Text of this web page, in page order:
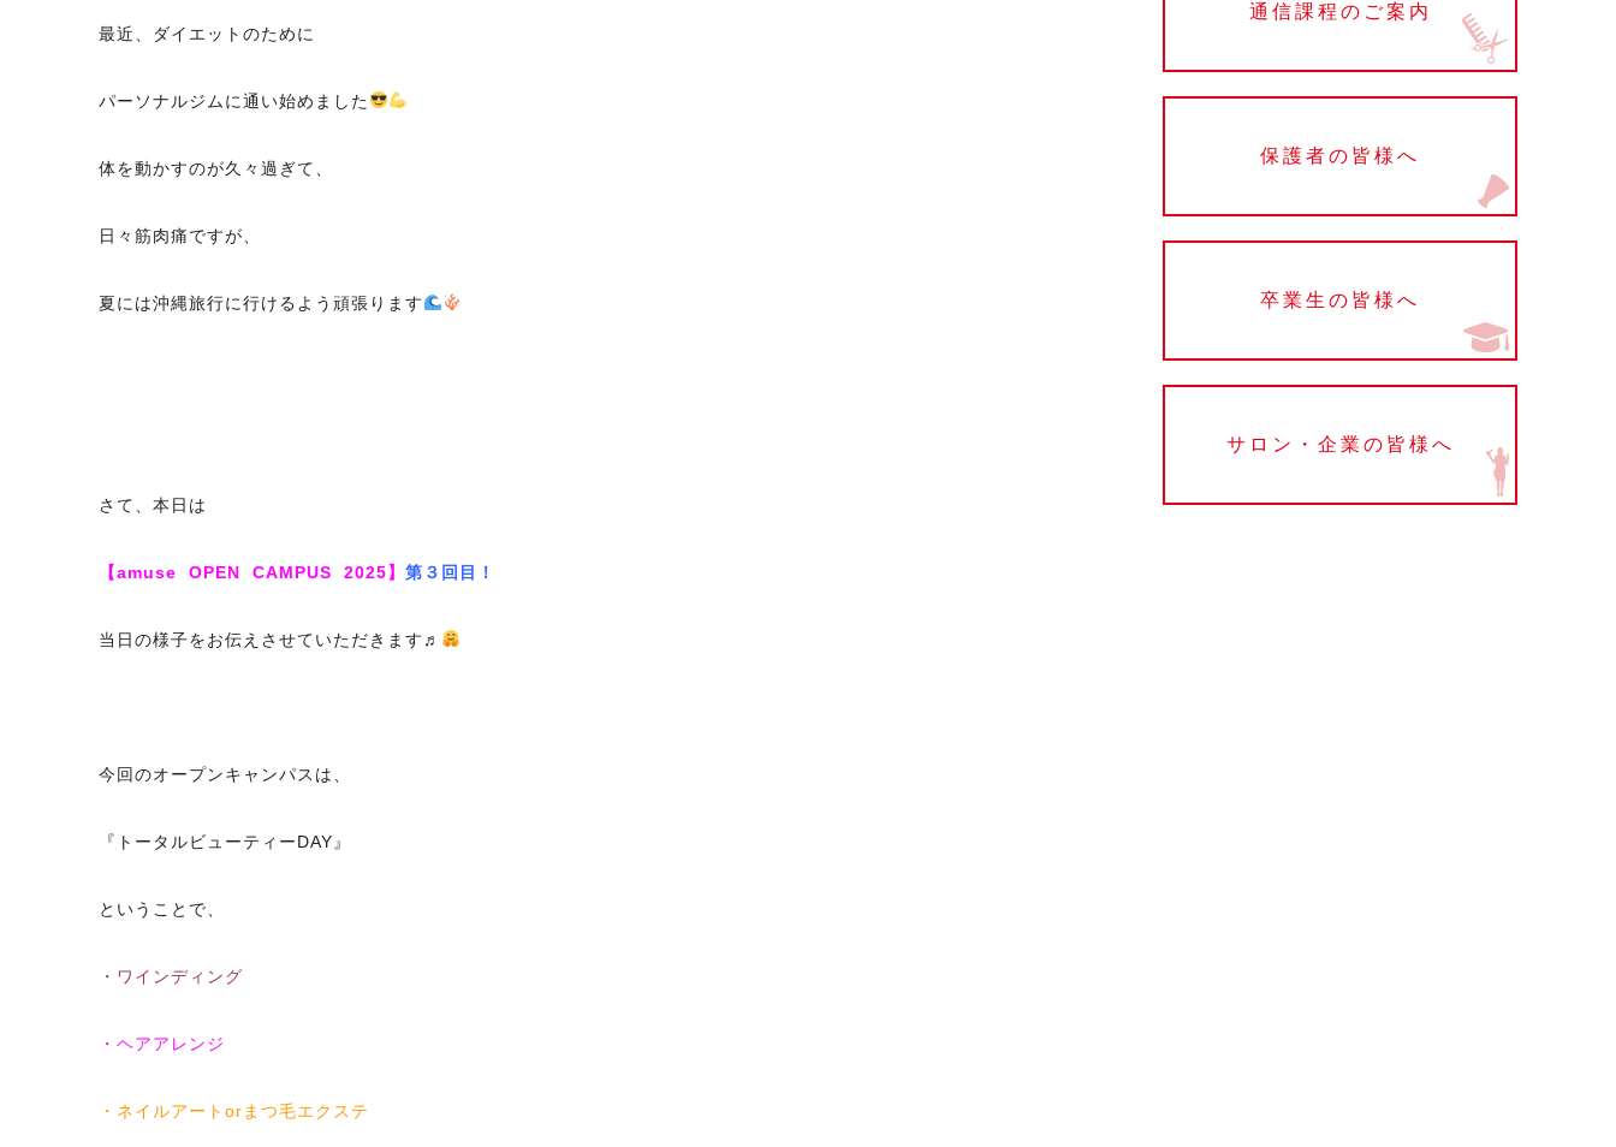
最近、ダイエットのために
パーソナルジムに通い始めました
体を動かすのが久々過ぎて、
日々筋肉痛ですが、
夏には沖縄旅行に行けるよう頑張ります
さて、本日は
【amuse OPEN CAMPUS 2025】 第３回目！
当日の様子をお伝えさせていただきます♬
今回のオープンキャンパスは、
『トータルビューティーDAY』
ということで、
・ワインディング
・ヘアアレンジ
・ネイルアートorまつ毛エクステ
通信課程のご案内
保護者の皆様へ
卒業生の皆様へ
サロン・企業の皆様へ